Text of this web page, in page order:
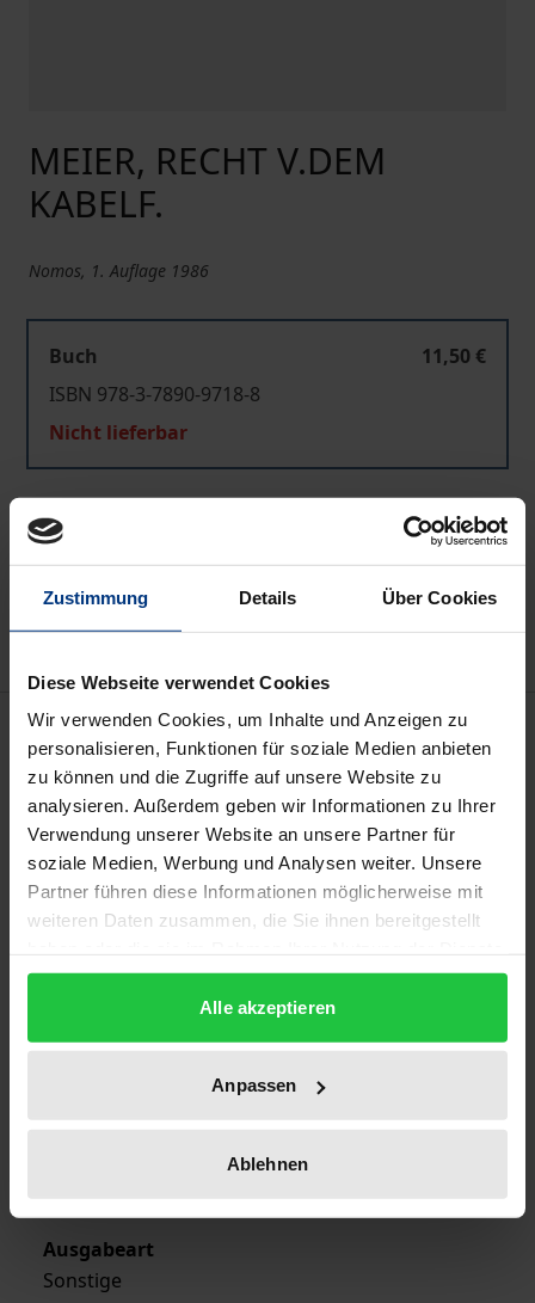
Zustimmung Details Über Cookies
Diese Webseite verwendet Cookies
Wir verwenden Cookies, um Inhalte und Anzeigen zu
personalisieren, Funktionen für soziale Medien anbieten
zu können und die Zugriffe auf unsere Website zu
analysieren. Außerdem geben wir Informationen zu Ihrer
Verwendung unserer Website an unsere Partner für
soziale Medien, Werbung und Analysen weiter. Unsere
Partner führen diese Informationen möglicherweise mit
weiteren Daten zusammen, die Sie ihnen bereitgestellt
gesammelt haben.
Alle akzeptieren
Anpassen
Ablehnen
MEIER, RECHT V.DEM
KABELF.
Nomos, 1. Auflage 1986
Buch
11,50 €
ISBN 978-3-7890-9718-8
Nicht lieferbar
Zur Wunschliste hinzufügen
Hinweise zu Versandkosten
Bibliografische Angaben
Auflage
1
ISBN
978-3-7890-9718-8
Nomos
Ausgabeart
Sonstige